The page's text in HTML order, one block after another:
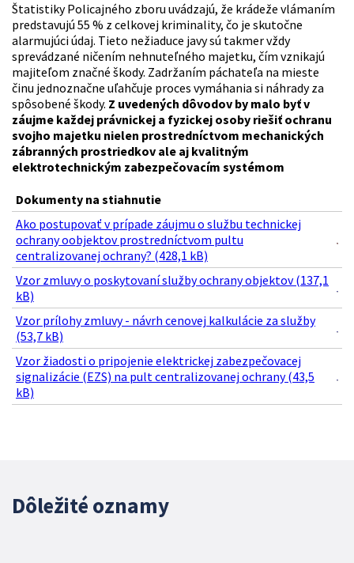
Štatistiky Policajného zboru uvádzajú, že krádeže vlámaním
predstavujú 55 % z celkovej kriminality, čo je skutočne
alarmujúci údaj. Tieto nežiaduce javy sú takmer vždy
sprevádzané ničením nehnuteľného majetku, čím vznikajú
majiteľom značné škody. Zadržaním páchateľa na mieste
činu jednoznačne uľahčuje proces vymáhania si náhrady za
spôsobené škody. Z uvedených dôvodov by malo byť v
záujme každej právnickej a fyzickej osoby riešiť ochranu
svojho majetku nielen prostredníctvom mechanických
zábranných prostriedkov ale aj kvalitným
elektrotechnickým zabezpečovacím systémom
Dokumenty na stiahnutie
Ako postupovať v prípade záujmu o službu technickej
ochrany oobjektov prostredníctvom pultu
centralizovanej ochrany? (428,1 kB)
Vzor zmluvy o poskytovaní služby ochrany objektov (137,1
kB)
Vzor prílohy zmluvy - návrh cenovej kalkulácie za služby
(53,7 kB)
Vzor žiadosti o pripojenie elektrickej zabezpečovacej
signalizácie (EZS) na pult centralizovanej ochrany (43,5
kB)
Dôležité oznamy